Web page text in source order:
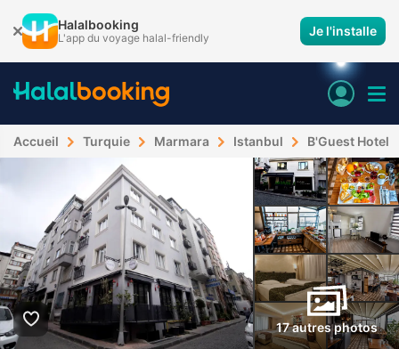
Halalbooking
L'app du voyage halal-friendly Je l'installe
Accueil Turquie Marmara Istanbul B'Guest Hotel
17 autres photos